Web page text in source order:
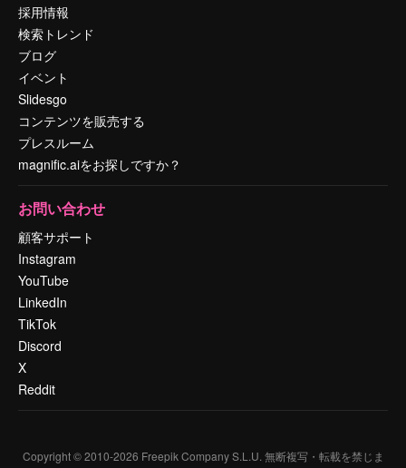
採用情報
検索トレンド
ブログ
イベント
Slidesgo
コンテンツを販売する
プレスルーム
magnific.aiをお探しですか？
お問い合わせ
顧客サポート
Instagram
YouTube
LinkedIn
TikTok
Discord
X
Reddit
Copyright © 2010-2026 Freepik Company S.L.U. 無断複写・転載を禁じま